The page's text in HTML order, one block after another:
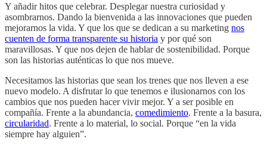
Y añadir hitos que celebrar. Desplegar nuestra curiosidad y
asombrarnos. Dando la bienvenida a las innovaciones que pueden
mejorarnos la vida. Y que los que se dedican a su marketing nos
cuenten de forma transparente su historia y por qué son
maravillosas. Y que nos dejen de hablar de sostenibilidad. Porque
son las historias auténticas lo que nos mueve.
Necesitamos las historias que sean los trenes que nos lleven a ese
nuevo modelo. A disfrutar lo que tenemos e ilusionarnos con los
cambios que nos pueden hacer vivir mejor. Y a ser posible en
compañía. Frente a la abundancia, comedimiento. Frente a la basura,
circularidad. Frente a lo material, lo social. Porque “en la vida
siempre hay alguien”.